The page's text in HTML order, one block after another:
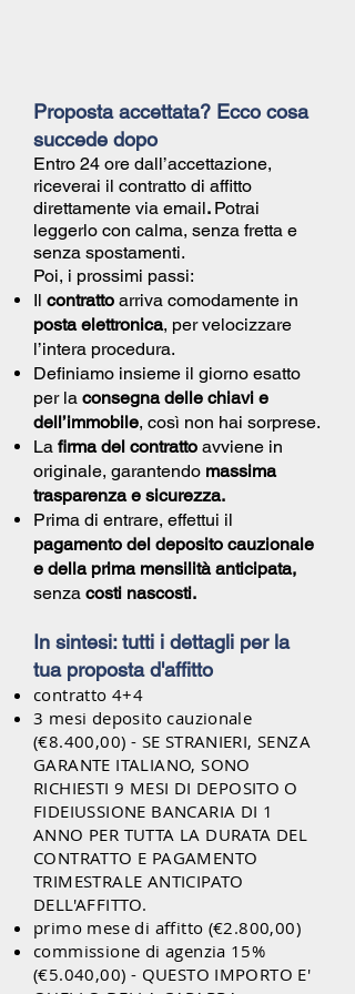
Proposta accettata? Ecco cosa
succede dopo
Entro 24 ore dall’accettazione,
riceverai il contratto di affitto
direttamente via email. Potrai
leggerlo con calma, senza fretta e
senza spostamenti.
Poi, i prossimi passi:
Il contratto arriva comodamente in
posta elettronica, per velocizzare
l’intera procedura.
Definiamo insieme il giorno esatto
per la consegna delle chiavi e
dell’immobile, così non hai sorprese.
La firma del contratto avviene in
originale, garantendo massima
trasparenza e sicurezza.
Prima di entrare, effettui il
pagamento del deposito cauzionale
e della prima mensilità anticipata,
senza costi nascosti.
In sintesi: tutti i dettagli per la
tua proposta d'affitto
contratto 4+4
3 mesi deposito cauzionale
(€8.400,00) - SE STRANIERI, SENZA
GARANTE ITALIANO, SONO
RICHIESTI 9 MESI DI DEPOSITO O
FIDEIUSSIONE BANCARIA DI 1
ANNO PER TUTTA LA DURATA DEL
CONTRATTO E PAGAMENTO
TRIMESTRALE ANTICIPATO
DELL'AFFITTO.
primo mese di affitto (€2.800,00)
commissione di agenzia 15%
(€5.040,00) - QUESTO IMPORTO E'